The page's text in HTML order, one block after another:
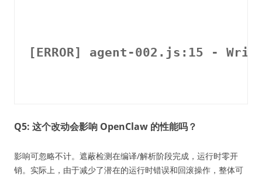
[ERROR] agent-002.js:15 -
Q5: 这个改动会影响 OpenClaw 的性能吗？
影响可忽略不计。遮蔽检测在编译/解析阶段完成，运行时零开
销。实际上，由于减少了潜在的运行时错误和回滚操作，整体可